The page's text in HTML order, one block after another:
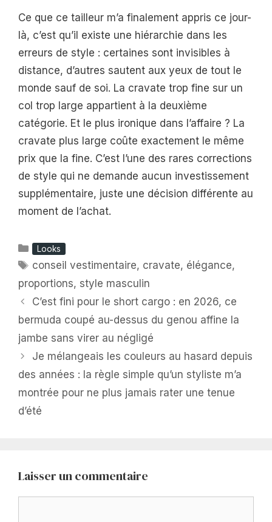
Ce que ce tailleur m’a finalement appris ce jour-
là, c’est qu’il existe une hiérarchie dans les
erreurs de style : certaines sont invisibles à
distance, d’autres sautent aux yeux de tout le
monde sauf de soi. La cravate trop fine sur un
col trop large appartient à la deuxième
catégorie. Et le plus ironique dans l’affaire ? La
cravate plus large coûte exactement le même
prix que la fine. C’est l’une des rares corrections
de style qui ne demande aucun investissement
supplémentaire, juste une décision différente au
moment de l’achat.
Catégories
Looks
Étiquettes
conseil vestimentaire, cravate, élégance,
proportions, style masculin
C’est fini pour le short cargo : en 2026, ce
bermuda coupé au-dessus du genou affine la
jambe sans virer au négligé
Je mélangeais les couleurs au hasard depuis
des années : la règle simple qu’un styliste m’a
montrée pour ne plus jamais rater une tenue
d’été
Laisser un commentaire